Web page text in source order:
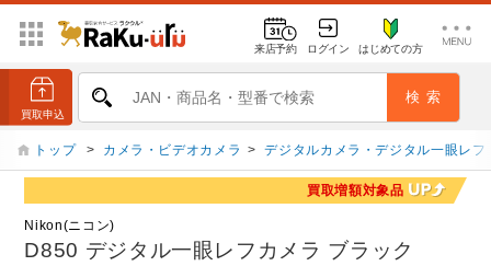
来店予約 ログイン はじめての方
トップ > カメラ・ビデオカメラ > デジタルカメラ・デジタル一眼レフ
買取増額対象品
Nikon(ニコン)
D850 デジタル一眼レフカメラ ブラック